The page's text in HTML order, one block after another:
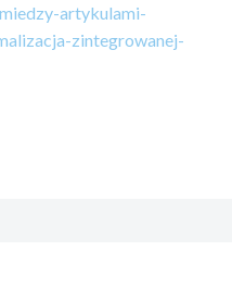
artykulami-
zintegrowanej-